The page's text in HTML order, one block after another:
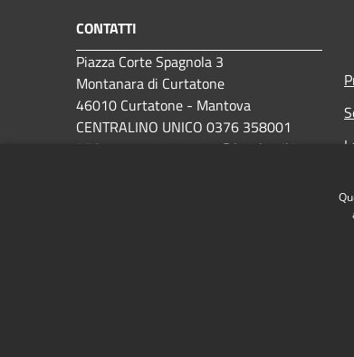
CONTATTI
Piazza Corte Spagnola 3
Montanara di Curtatone
46010 Curtatone - Mantova
CENTRALINO UNICO 0376 358001
PEC:
comune.curtatone@legalmail.it